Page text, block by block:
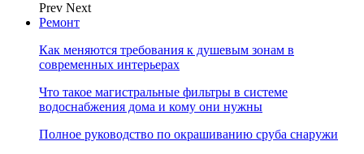
Prev Next
Ремонт
Как меняются требования к душевым зонам в
современных интерьерах
Что такое магистральные фильтры в системе
водоснабжения дома и кому они нужны
Полное руководство по окрашиванию сруба снаружи